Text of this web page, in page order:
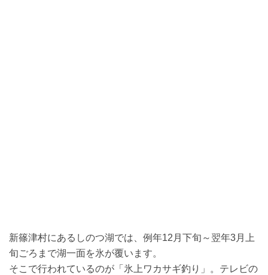
新篠津村にあるしのつ湖では、例年12月下旬～翌年3月上
旬ごろまで湖一面を氷が覆います。
そこで行われているのが「氷上ワカサギ釣り」。テレビの